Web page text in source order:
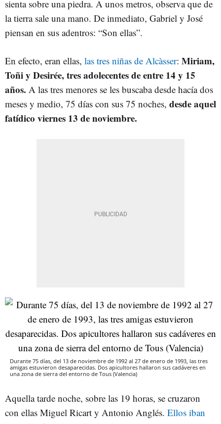
sienta sobre una piedra. A unos metros, observa que de
la tierra sale una mano. De inmediato, Gabriel y José
piensan en sus adentros: “Son ellas”.
En efecto, eran ellas, las tres niñas de Alcàsser: Miriam,
Toñi y Desirée, tres adolecentes de entre 14 y 15
años. A las tres menores se les buscaba desde hacía dos
meses y medio, 75 días con sus 75 noches, desde aquel
fatídico viernes 13 de noviembre.
Durante 75 días, del 13 de noviembre de 1992 al 27 de enero de 1993, las tres
amigas estuvieron desaparecidas. Dos apicultores hallaron sus cadáveres en
una zona de sierra del entorno de Tous (Valencia)
Aquella tarde noche, sobre las 19 horas, se cruzaron
con ellas Miguel Ricart y Antonio Anglés. Ellos iban